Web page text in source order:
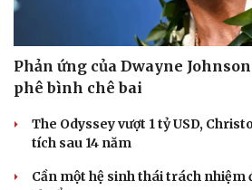
Phản ứng của Dwayne
phê bình chê bai
The Odyssey vượt 1 tỷ USD,
tích sau 14 năm
Cần một hệ sinh thái trách nhiệm